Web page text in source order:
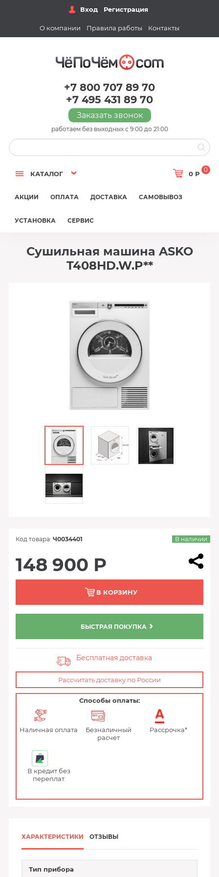
Вход Регистрация
О компании Правила работы Контакты
+7 800 707 89 70
+7 495 431 89 70
Заказать звонок
работаем без выходных с 9:00 до 21:00
КАТАЛОГ 0 Р
0
АКЦИИ ОПЛАТА ДОСТАВКА САМОВЫВОЗ
УСТАНОВКА СЕРВИС
Сушильная машина ASKO
T408HD.W.P**
Код товара: Ч0034401 В наличии
148 900 Р
В КОРЗИНУ
БЫСТРАЯ ПОКУПКА
Бесплатная доставка
Рассчитать доставку по России
Способы оплаты:
Наличная оплата
Безналичный
расчет
Рассрочка*
В кредит без
переплат
ХАРАКТЕРИСТИКИ ОТЗЫВЫ
Тип прибора